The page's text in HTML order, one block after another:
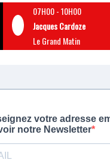
07H00-10H00
Jacques Cardoze
Le Grand Matin